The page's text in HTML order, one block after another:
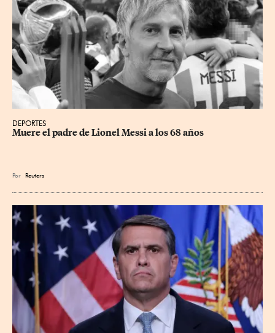
DEPORTES
Muere el padre de Lionel Messi a los 68 años
Por Reuters